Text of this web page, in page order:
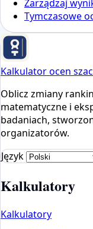
Zarządzaj
Tymczasowe
Kalkulator ocen
Oblicz zmiany
matematyczne i
badaniach,
organizatorów.
Język
Kalkulatory
Kalkulatory